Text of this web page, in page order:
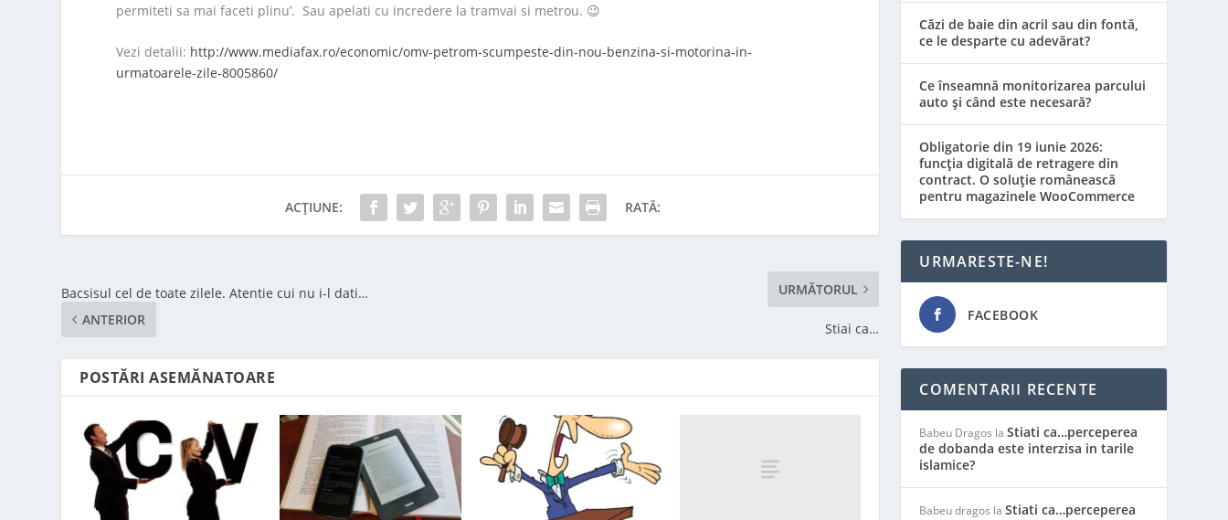
permiteti sa mai faceti plinu’. Sau apelati cu incredere la tramvai si metrou. 😉
Vezi detalii: http://www.mediafax.ro/economic/omv-petrom-scumpeste-din-nou-benzina-si-motorina-in-
urmatoarele-zile-8005860/
ACȚIUNE: RATĂ:
Bacsisul cel de toate zilele. Atentie cui nu i-l dati…
ANTERIOR
URMĂTORUL
Stiai ca…
POSTĂRI ASEMĂNATOARE
Căzi de baie din acril sau din fontă,
ce le desparte cu adevărat?
Ce înseamnă monitorizarea parcului
auto și când este necesară?
Obligatorie din 19 iunie 2026:
funcția digitală de retragere din
contract. O soluție românească
pentru magazinele WooCommerce
URMARESTE-NE!
FACEBOOK
COMENTARII RECENTE
Babeu Dragos laStiati ca…perceperea
de dobanda este interzisa in tarile
islamice?
Babeu dragos laStiati ca…perceperea